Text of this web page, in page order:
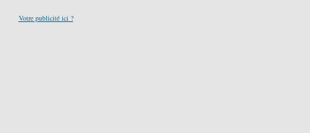
Votre publicité ici ?